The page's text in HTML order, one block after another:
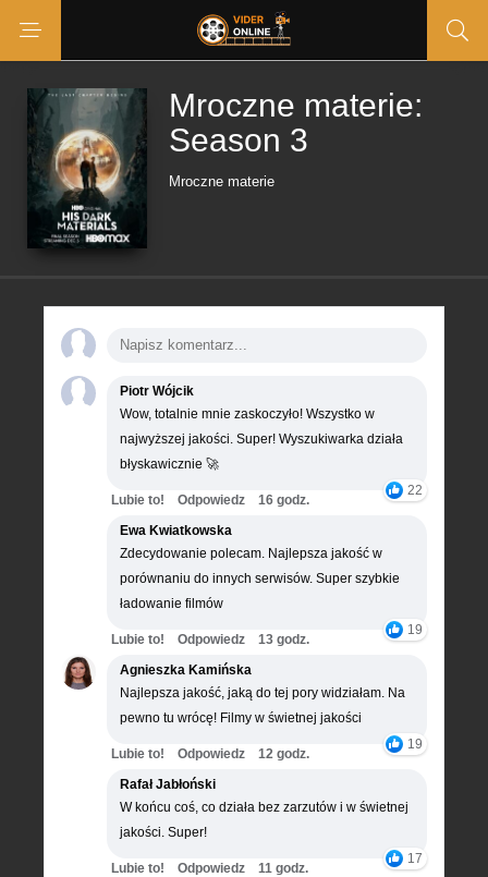
Mroczne materie:
Season 3
Mroczne materie
Piotr Wójcik
Wow, totalnie mnie zaskoczyło! Wszystko w
najwyższej jakości. Super! Wyszukiwarka działa
błyskawicznie 🚀
22
Lubie to! Odpowiedz
16 godz.
Ewa Kwiatkowska
Zdecydowanie polecam. Najlepsza jakość w
porównaniu do innych serwisów. Super szybkie
ładowanie filmów
19
Lubie to! Odpowiedz
13 godz.
Agnieszka Kamińska
Najlepsza jakość, jaką do tej pory widziałam. Na
pewno tu wrócę! Filmy w świetnej jakości
19
Lubie to! Odpowiedz
12 godz.
Rafał Jabłoński
W końcu coś, co działa bez zarzutów i w świetnej
jakości. Super!
17
Lubie to! Odpowiedz
11 godz.